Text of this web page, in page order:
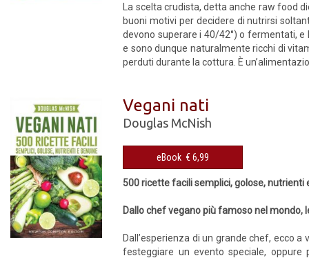
La scelta crudista, detta anche raw food
buoni motivi per decidere di nutrirsi
devono superare i 40/42°) o fermentati,
e sono dunque naturalmente ricchi di
perduti durante la cottura. È
Vegani nati
Douglas McNish
eBook € 6,99
500 ricette facili semplici, golose, nutrienti
Dallo chef vegano più famoso nel
Dall’esperienza di un grande chef, ecco
festeggiare un evento speciale,